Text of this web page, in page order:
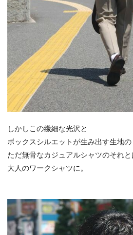
しかしこの繊細な光沢と
ボックスシルエットが生み出す生地の
ただ無骨なカジュアルシャツのそれと
大人のワークシャツに。